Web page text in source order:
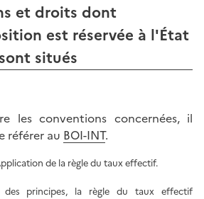
et droits dont
est réservée à l'État
situés
les conventions concernées, il
référer au BOI-INT.
de la règle du taux effectif.
principes, la règle du taux effectif